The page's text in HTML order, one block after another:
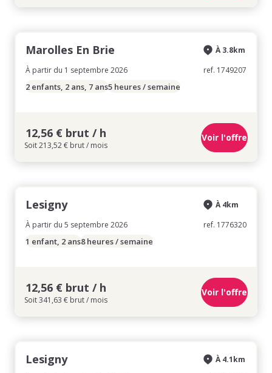
Marolles En Brie
À partir du 1 septembre 2026
À 3.8km
ref. 1749207
2 enfants, 2 ans, 7 ans5 heures / semaine
12,56 € brut / h
Soit 213,52 € brut / mois
Voir l'offre
Lesigny
À partir du 5 septembre 2026
À 4km
ref. 1776320
1 enfant, 2 ans8 heures / semaine
12,56 € brut / h
Soit 341,63 € brut / mois
Voir l'offre
Lesigny
À 4.1km